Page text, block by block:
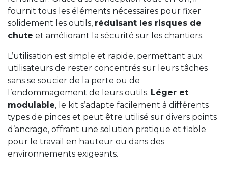
fournit tous les éléments nécessaires pour fixer
solidement les outils, réduisant les risques de
chute et améliorant la sécurité sur les chantiers.
L’utilisation est simple et rapide, permettant aux
utilisateurs de rester concentrés sur leurs tâches
sans se soucier de la perte ou de
l’endommagement de leurs outils. Léger et
modulable, le kit s’adapte facilement à différents
types de pinces et peut être utilisé sur divers points
d’ancrage, offrant une solution pratique et fiable
pour le travail en hauteur ou dans des
environnements exigeants.